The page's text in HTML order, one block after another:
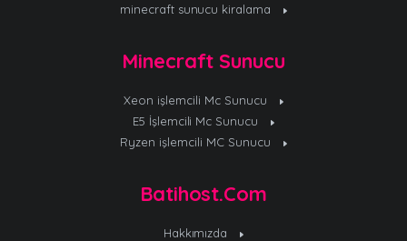
minecraft sunucu kiralama
Minecraft Sunucu
Xeon işlemcili Mc Sunucu
E5 İşlemcili Mc Sunucu
Ryzen işlemcili MC Sunucu
Batihost.Com
Hakkımızda